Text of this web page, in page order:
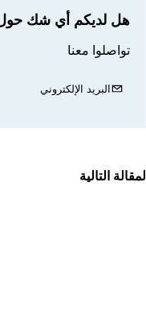
هل لديكم أي شك
تواصلوا معنا
البريد الإلكتروني
المقالة التالية